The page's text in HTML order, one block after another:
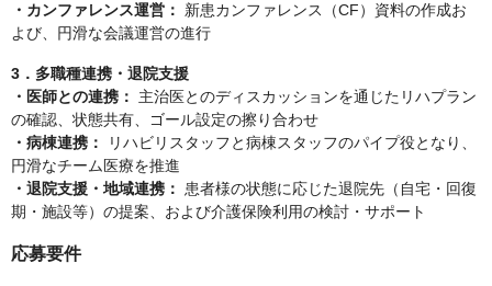
・カンファレンス運営：
新患カンファレンス（CF）資料の作成お
よび、円滑な会議運営の進行
3．多職種連携・退院支援
・医師との連携：
主治医とのディスカッションを通じたリハプラン
の確認、状態共有、ゴール設定の擦り合わせ
・病棟連携：
リハビリスタッフと病棟スタッフのパイプ役となり、
円滑なチーム医療を推進
・退院支援・地域連携： 患者様の状態に応じた退院先（自宅・回復
期・施設等）の提案、および介護保険利用の検討・サポート
応募要件